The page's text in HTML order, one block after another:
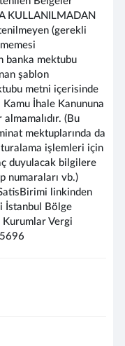
KULLANILMADAN
(gerekli
banka mektubu
şablon
metni içerisinde
İhale Kanununa
(Bu
mektuplarında da
işlemleri için
duyulacak bilgilere
numaraları vb.)
linkinden
İstanbul Bölge
Vergi